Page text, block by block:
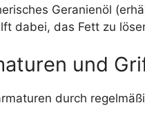
Geranienöl
dabei, das Fett zu
und
durch